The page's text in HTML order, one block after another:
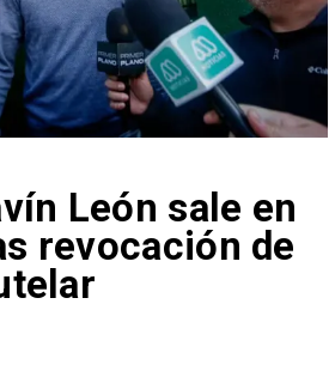
León sale en
revocación de